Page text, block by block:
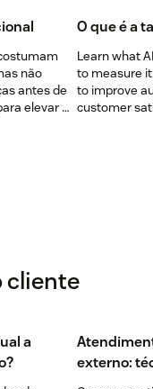
não
antes de
elevar o
O que é a
Learn what
to measure
to improve
customer
cliente
a
externo: